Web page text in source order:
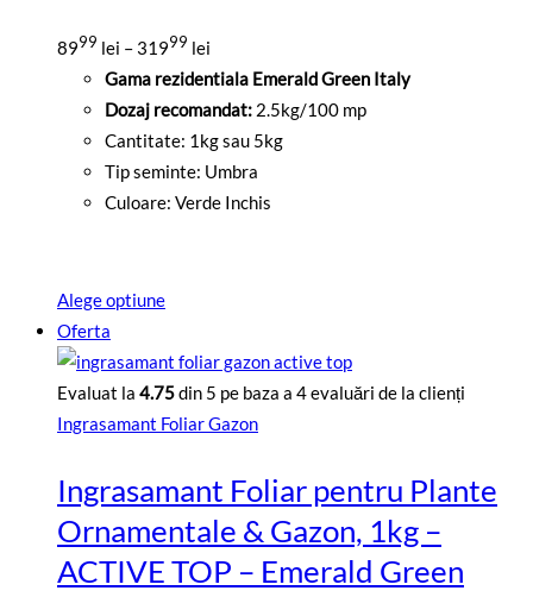
8999 lei – 31999 lei
de
prețuri:
8999
lei
până
Gama rezidentiala Emerald Green Italy
Dozaj recomandat: 2.5kg/100 mp
Cantitate: 1kg sau 5kg
Tip seminte: Umbra
Culoare: Verde Inchis
Alege optiune
Acest
produs
are
mai
variații.
pot
fi
Oferta
Evaluat la 4.75din 5 pe baza a 4evaluări de la clienți
Ingrasamant Foliar Gazon
Ingrasamant Foliar pentru Plante
Ornamentale & Gazon, 1kg –
ACTIVE TOP – Emerald Green